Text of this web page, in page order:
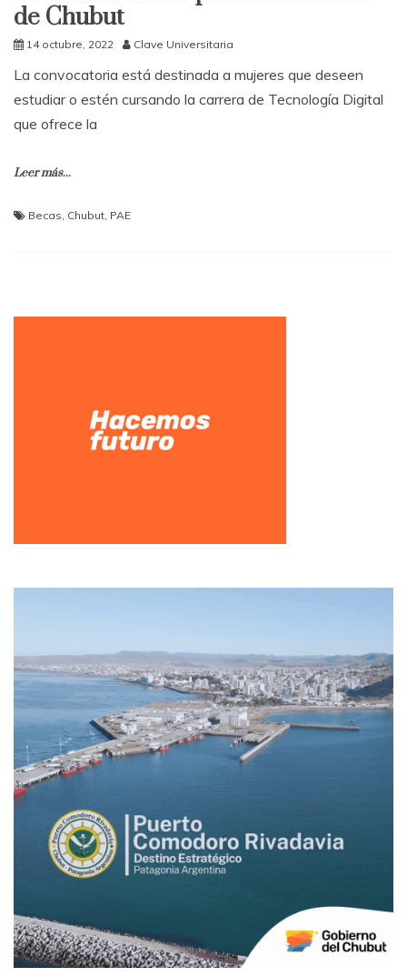
de Chubut
14 octubre, 2022 Clave Universitaria
La convocatoria está destinada a mujeres que deseen
estudiar o estén cursando la carrera de Tecnología Digital
que ofrece la
Leer más...
Becas, Chubut, PAE